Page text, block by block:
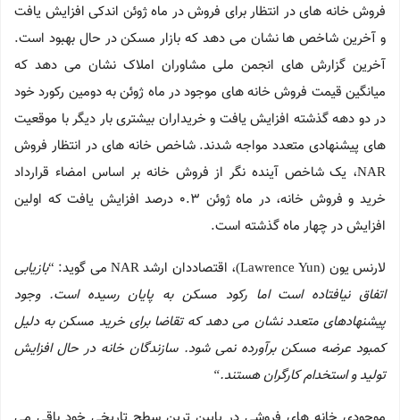
فروش خانه های در انتظار برای فروش در ماه ژوئن اندکی افزایش یافت
و آخرین شاخص ها نشان می دهد که بازار مسکن در حال بهبود است.
آخرین گزارش های انجمن ملی مشاوران املاک نشان می دهد که
میانگین قیمت فروش خانه های موجود در ماه ژوئن به دومین رکورد خود
در دو دهه گذشته افزایش یافت و خریداران بیشتری بار دیگر با موقعیت
های پیشنهادی متعدد مواجه شدند. شاخص خانه های در انتظار فروش
NAR، یک شاخص آینده نگر از فروش خانه بر اساس امضاء قرارداد
خرید و فروش خانه، در ماه ژوئن 0.3 درصد افزایش یافت که اولین
افزایش در چهار ماه گذشته است.
لارنس یون (Lawrence Yun)، اقتصاددان ارشد NAR می گوید: “
بازیابی
اتفاق نیافتاده است اما رکود مسکن به پایان رسیده است. وجود
پیشنهادهای متعدد نشان می دهد که تقاضا برای خرید مسکن به دلیل
کمبود عرضه مسکن برآورده نمی شود. سازندگان خانه در حال افزایش
تولید و استخدام کارگران هستند.“